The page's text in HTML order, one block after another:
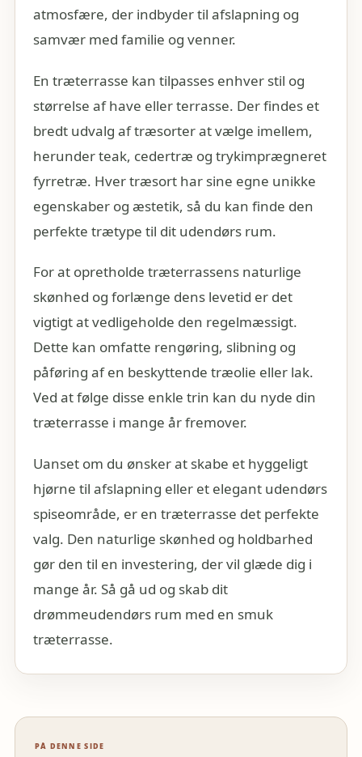
atmosfære, der indbyder til afslapning og
samvær med familie og venner.
En træterrasse kan tilpasses enhver stil og
størrelse af have eller terrasse. Der findes et
bredt udvalg af træsorter at vælge imellem,
herunder teak, cedertræ og trykimprægneret
fyrretræ. Hver træsort har sine egne unikke
egenskaber og æstetik, så du kan finde den
perfekte trætype til dit udendørs rum.
For at opretholde træterrassens naturlige
skønhed og forlænge dens levetid er det
vigtigt at vedligeholde den regelmæssigt.
Dette kan omfatte rengøring, slibning og
påføring af en beskyttende træolie eller lak.
Ved at følge disse enkle trin kan du nyde din
træterrasse i mange år fremover.
Uanset om du ønsker at skabe et hyggeligt
hjørne til afslapning eller et elegant udendørs
spiseområde, er en træterrasse det perfekte
valg. Den naturlige skønhed og holdbarhed
gør den til en investering, der vil glæde dig i
mange år. Så gå ud og skab dit
drømmeudendørs rum med en smuk
træterrasse.
PÅ DENNE SIDE